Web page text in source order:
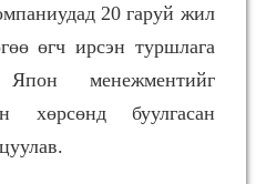
20 гаруй жил
өгч ирсэн туршлага
менежментийг
хөрсөнд буулгасан